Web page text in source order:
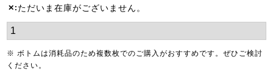
✕ ただいま在庫がございません。
※ ボトムは消耗品のため複数枚でのご購入がおすすめです。ぜひご検討
ください。